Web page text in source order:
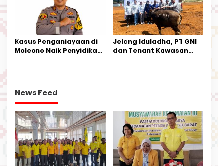
Kasus Penganiayaan di
Moleono Naik Penyidikan,
Jelang Iduladha, PT GNI
dan Tenant Kawasan
News Feed